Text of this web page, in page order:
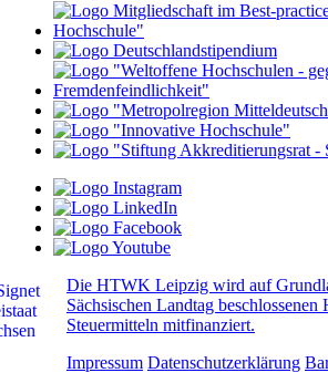
Die HTWK Leipzig wird auf
Sächsischen Landtag beschlossenen
Steuermitteln mitfinanziert.
Impressum Datenschutzerklärung